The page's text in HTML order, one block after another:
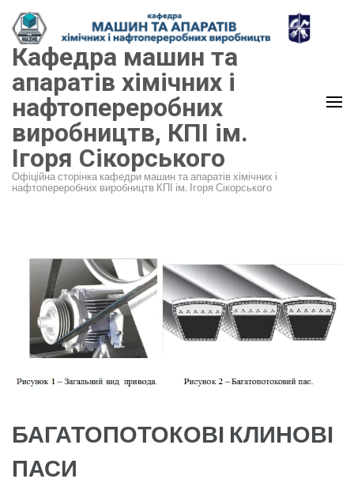
Перейти
до
вмісту
(натисніть
Enter)
Кафедра машин та
апаратів хімічних і
нафтопереробних
виробництв, КПІ ім.
Ігоря Сікорського
Офіційна сторінка кафедри машин та апаратів хімічних і
нафтопереробних виробництв КПІ ім. Ігоря Сікорського
БАГАТОПОТОКОВІ КЛИНОВІ
ПАСИ